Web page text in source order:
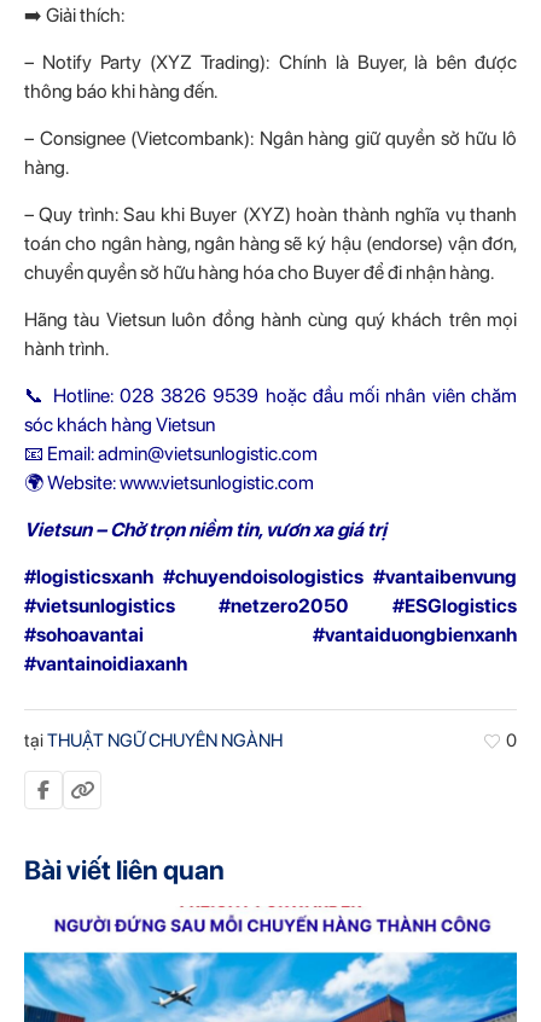
➡️ Giải thích:
– Notify Party (XYZ Trading): Chính là Buyer, là bên được
thông báo khi hàng đến.
– Consignee (Vietcombank): Ngân hàng giữ quyền sở hữu lô
hàng.
– Quy trình: Sau khi Buyer (XYZ) hoàn thành nghĩa vụ thanh
toán cho ngân hàng, ngân hàng sẽ ký hậu (endorse) vận đơn,
chuyển quyền sở hữu hàng hóa cho Buyer để đi nhận hàng.
Hãng tàu Vietsun luôn đồng hành cùng quý khách trên mọi
hành trình.
📞 Hotline: 028 3826 9539 hoặc đầu mối nhân viên chăm
sóc khách hàng Vietsun
📧 Email: admin@vietsunlogistic.com
🌍 Website:www.vietsunlogistic.com
Vietsun – Chởtrọnniềm tin, vươn xa giá trị
#logisticsxanh #chuyendoisologistics #vantaibenvung
#vietsunlogistics #netzero2050 #ESGlogistics
#sohoavantai #vantaiduongbienxanh
#vantainoidiaxanh
0
tạiTHUẬT NGỮ CHUYÊN NGÀNH
Bài viết liên quan